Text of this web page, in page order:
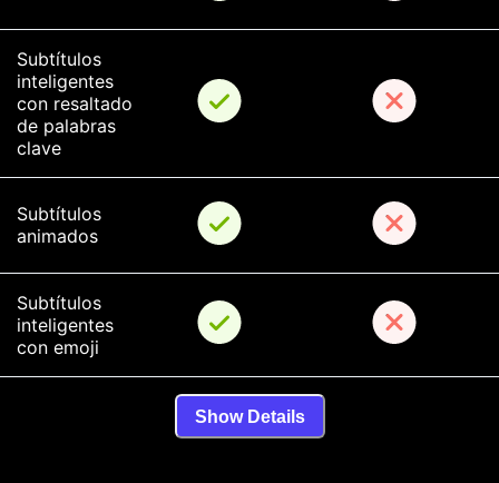
Subtítulos
inteligentes
con resaltado
de palabras
clave
Subtítulos
animados
Subtítulos
inteligentes
con emoji
Show Details